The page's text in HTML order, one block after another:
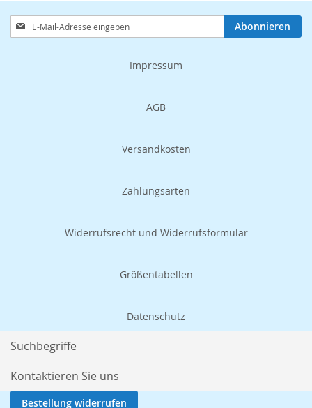
Anmeldung
zum
Abonnieren
Impressum
AGB
Versandkosten
Zahlungsarten
Widerrufsrecht und Widerrufsformular
Größentabellen
Datenschutz
Suchbegriffe
Kontaktieren Sie uns
Bestellung widerrufen